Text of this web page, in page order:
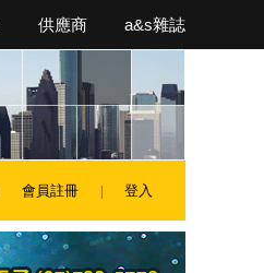
供應商 a&s雜誌
會員註冊 登入